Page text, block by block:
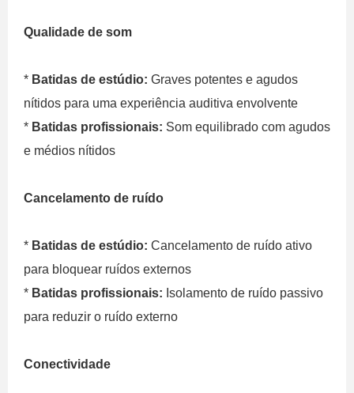
Qualidade de som
* Batidas de estúdio: Graves potentes e agudos
nítidos para uma experiência auditiva envolvente
* Batidas profissionais: Som equilibrado com agudos
e médios nítidos
Cancelamento de ruído
* Batidas de estúdio: Cancelamento de ruído ativo
para bloquear ruídos externos
* Batidas profissionais: Isolamento de ruído passivo
para reduzir o ruído externo
Conectividade